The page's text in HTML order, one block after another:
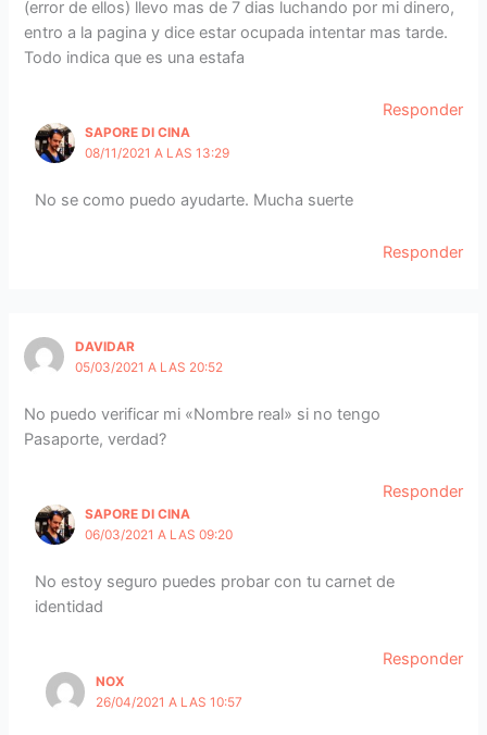
(error de ellos) llevo mas de 7 dias luchando por mi dinero,
entro a la pagina y dice estar ocupada intentar mas tarde.
Todo indica que es una estafa
Responder
SAPORE DI CINA
08/11/2021 A LAS 13:29
No se como puedo ayudarte. Mucha suerte
Responder
DAVIDAR
05/03/2021 A LAS 20:52
No puedo verificar mi «Nombre real» si no tengo
Pasaporte, verdad?
Responder
SAPORE DI CINA
06/03/2021 A LAS 09:20
No estoy seguro puedes probar con tu carnet de
identidad
Responder
NOX
26/04/2021 A LAS 10:57